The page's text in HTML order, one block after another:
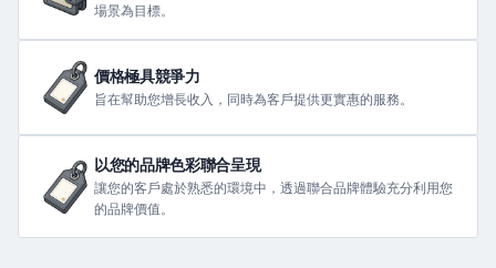
場景為目標。
價格極具競爭力
旨在幫助您增長收入，同時為客戶提供更實惠的服務。
以您的品牌色彩聯合呈現
讓您的客戶處於熟悉的環境中，透過聯合品牌體驗充分利用您
的品牌價值。